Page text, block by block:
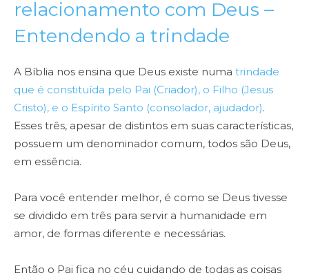
relacionamento com Deus –
Entendendo a trindade
A Bíblia nos ensina que Deus existe numa trindade
que é constituída pelo Pai (Criador), o Filho (Jesus
Cristo), e o Espírito Santo (consolador, ajudador).
Esses três, apesar de distintos em suas características,
possuem um denominador comum, todos são Deus,
em essência.
Para você entender melhor, é como se Deus tivesse
se dividido em três para servir a humanidade em
amor, de formas diferente e necessárias.
Então o Pai fica no céu cuidando de todas as coisas